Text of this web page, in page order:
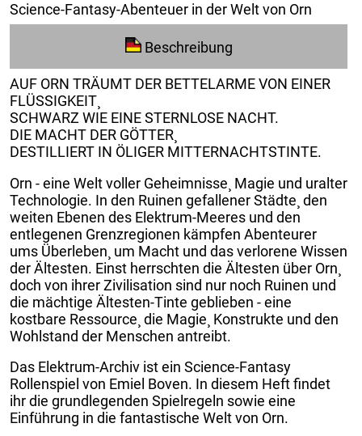
Science-Fantasy-Abenteuer in der Welt von Orn
Beschreibung
AUF ORN TRÄUMT DER BETTELARME VON EINER
FLÜSSIGKEIT¸
SCHWARZ WIE EINE STERNLOSE NACHT.
DIE MACHT DER GÖTTER¸
DESTILLIERT IN ÖLIGER MITTERNACHTSTINTE.
Orn - eine Welt voller Geheimnisse¸ Magie und uralter
Technologie. In den Ruinen gefallener Städte¸ den
weiten Ebenen des Elektrum-Meeres und den
entlegenen Grenzregionen kämpfen Abenteurer
ums Überleben¸ um Macht und das verlorene Wissen
der Ältesten. Einst herrschten die Ältesten über Orn¸
doch von ihrer Zivilisation sind nur noch Ruinen und
die mächtige Ältesten-Tinte geblieben - eine
kostbare Ressource¸ die Magie¸ Konstrukte und den
Wohlstand der Menschen antreibt.
Das Elektrum-Archiv ist ein Science-Fantasy
Rollenspiel von Emiel Boven. In diesem Heft findet
ihr die grundlegenden Spielregeln sowie eine
Einführung in die fantastische Welt von Orn.